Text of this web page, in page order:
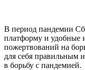
В период пандемии
платформу и удобные
пожертвований на
для себя правильным
в борьбу с пандемией.